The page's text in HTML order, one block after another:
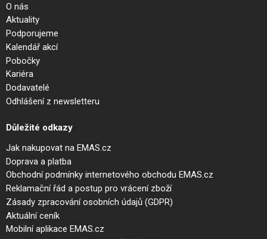
O nás
Aktuality
Podporujeme
Kalendář akcí
Pobočky
Kariéra
Dodavatelé
Odhlášení z newsletteru
Důležité odkazy
Jak nakupovat na EMAS.cz
Doprava a platba
Obchodní podmínky internetového obchodu EMAS.cz
Reklamační řád a postup pro vrácení zboží
Zásady zpracování osobních údajů (GDPR)
Aktuální ceník
Mobilní aplikace EMAS.cz